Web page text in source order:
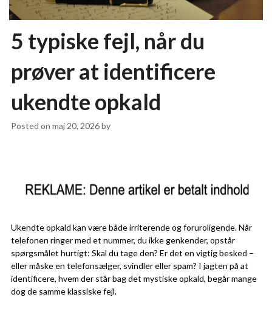
5 typiske fejl, når du
prøver at identificere
ukendte opkald
Posted on maj 20, 2026by
Ukendte opkald kan være både irriterende og foruroligende. Når
telefonen ringer med et nummer, du ikke genkender, opstår
spørgsmålet hurtigt: Skal du tage den? Er det en vigtig besked –
eller måske en telefonsælger, svindler eller spam? I jagten på at
identificere, hvem der står bag det mystiske opkald, begår mange
dog de samme klassiske fejl.